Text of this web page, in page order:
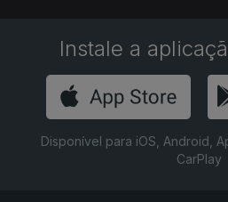
Instale a
Disponível para iOS, Android,
CarPlay